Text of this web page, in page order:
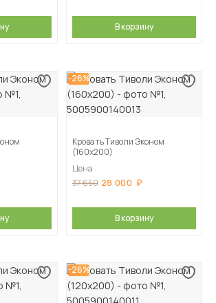
В корзину
-26%
Кровать Тиволи Эконом
(160х200)
Цена
37 650 28 000
В корзину
-26%